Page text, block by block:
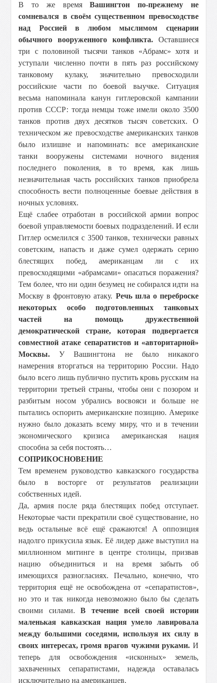
В то же времяВашингтон по-прежнему не
сомневался в своём существенном превосходстве
над Россией в любом мыслимом сценарии
обычного вооруженного конфликта. Оставшиеся
три с половиной тысячи танков «Абрамс» хотя и
уступали численно почти в пять раз российскому
танковому кулаку, значительно превосходили
российские части по боевой выучке. Ситуация
весьма напоминала канун гитлеровской кампании
против СССР: тогда немцы тоже имели около 3500
танков против двух десятков тысяч советских. О
техническом же превосходстве американских танков
было излишне и напоминать: все американские
танки вооружены системами ночного видения
последнего поколения, в то время, как лишь
незначительная часть российских танков приобрела
способность вести полноценные боевые действия в
ночных условиях.
Ещё слабее отработан в российской армии вопрос
боевой управляемости боевых подразделений. И если
Гитлер осмелился с 3500 танков, технически равных
советским, напасть и даже сумел одержать серию
блестящих побед, американцам ли с их
превосходящими «абрамсами» опасаться поражения?
Тем более, что ни один безумец не собирался идти на
Москву в фронтовую атаку. Речь шла о переброске
некоторых особо подготовленных танковых
частей на помощь дружественной
демократической стране, которая подвергается
совместной атаке сепаратистов и «авторитарной»
Москвы. У Вашингтона не было никакого
намерения вторгаться на территорию России. Надо
было всего лишь публично пустить кровь русским на
территории третьей страны, чтобы они с позором и
разбитым носом убрались восвояси и больше не
пытались оспорить американские позицию. Америке
нужно было доказать всему миру, что и в течении
экономического кризиса американская нация
способна за себя постоять…
СОПРИКОСНОВЕНИЕ
Тем временем руководство кавказского государства
было в восторге от результатов реализации
собственных идей.
Да, армия после ряда блестящих побед отступает.
Некоторые части прекратили своё существование, но
ведь остальные всё ещё сражаются! А оппозиция
надолго прикусила язык. Её лидер даже выступил на
миллионном митинге в центре столицы, призвав
нацию объединиться и на время забыть об
имеющихся разногласиях. Печально, конечно, что
территория ещё не освобождена от «сепаратистов»,
но это и так никогда невозможно было бы сделать
своими силами.В течение всей своей истории
маленькая кавказская нация умело лавировала
между большими соседями, используя их силу в
своих интересах, громя врагов чужими руками. И
теперь для освобождения «исконных» земель,
захваченных сепаратистами, надежда оставалась
исключительно на американцев.